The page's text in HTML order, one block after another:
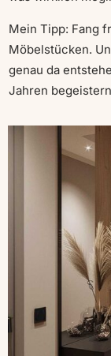
Mein Tipp: Fang
Möbelstücken.
genau da
Jahren